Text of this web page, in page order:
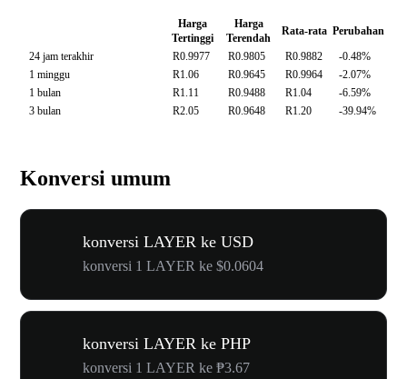
Harga
Tertinggi
Harga
Terendah
Rata-rata Perubahan
24 jam terakhir
R0.9977 R0.9805 R0.9882
-0.48%
1 minggu
R1.06 R0.9645 R0.9964
-2.07%
1 bulan
R1.11 R0.9488 R1.04
-6.59%
3 bulan
R2.05 R0.9648 R1.20 -39.94%
Konversi umum
konversi LAYER ke USD
konversi 1 LAYER ke $0.0604
konversi LAYER ke PHP
konversi 1 LAYER ke ₱3.67